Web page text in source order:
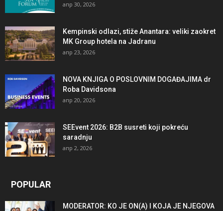
апр 30, 2026
Kempinski odlazi, stiže Anantara: veliki zaokret
MK Group hotela na Jadranu
апр 23, 2026
NOVA KNJIGA O POSLOVNIM DOGAĐAJIMA dr
Roba Davidsona
апр 20, 2026
SEEvent 2026: B2B susreti koji pokreću
saradnju
апр 2, 2026
POPULAR
MODERATOR: KO JE ON(A) I KOJA JE NJEGOVA